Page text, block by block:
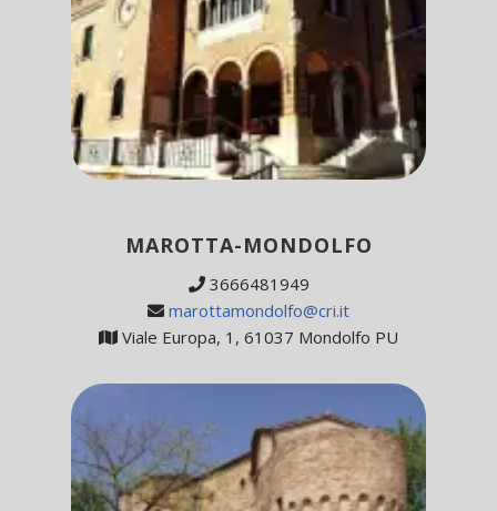
MAROTTA-MONDOLFO
3666481949
marottamondolfo@cri.it
Viale Europa, 1, 61037 Mondolfo PU